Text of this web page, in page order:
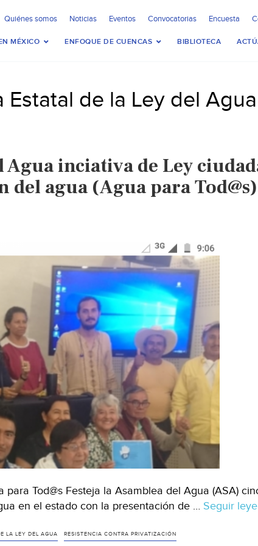
Quiénes somos Noticias Eventos Convocatorias Encuesta
MÉXICO ENFOQUE DE CUENCAS BIBLIOTECA
de la Ley del Agua
Agua inciativa de Ley
agua (Agua para Tod@s)
Tod@s Festeja la Asamblea del Agua (ASA)
en el estado con la presentación de … Seguir
LA LEY DEL AGUA RESISTENCIA CONTRA PRIVATIZACIÓN